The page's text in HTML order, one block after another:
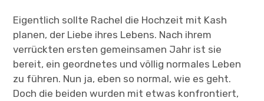
Eigentlich sollte Rachel die Hochzeit mit Kash
planen, der Liebe ihres Lebens. Nach ihrem
verrückten ersten gemeinsamen Jahr ist sie
bereit, ein geordnetes und völlig normales Leben
zu führen. Nun ja, eben so normal, wie es geht.
Doch die beiden wurden mit etwas konfrontiert,